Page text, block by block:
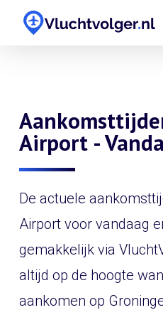
Skip
Airport -
De actuele
Airport voor vandaag
gemakkelijk via
altijd op de hoogte
aankomen op